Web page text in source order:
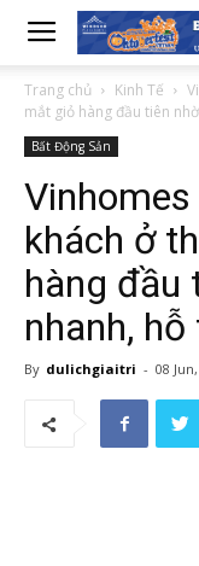
Trang chủ Kinh Tế
mắt giỏ hàng đầu tiên
Bất Động Sản
khách ở
hàng đầu
nhanh,
By dulichgiaitri - 08